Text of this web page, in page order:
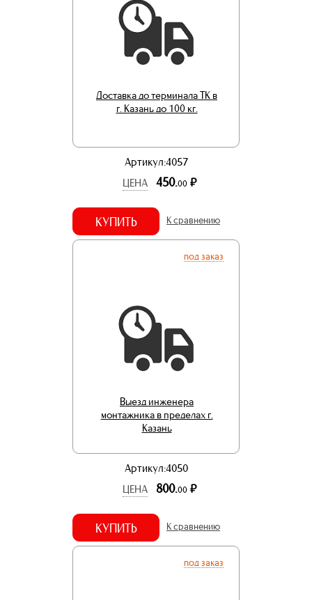
Доставка до терминала ТК в
г. Казань до 100 кг.
Артикул:4057
ЦЕНА
450.00 р.
КУПИТЬ К сравнению
под заказ
Выезд инженера
монтажника в пределах г.
Казань
Артикул:4050
ЦЕНА
800.00 р.
КУПИТЬ К сравнению
под заказ